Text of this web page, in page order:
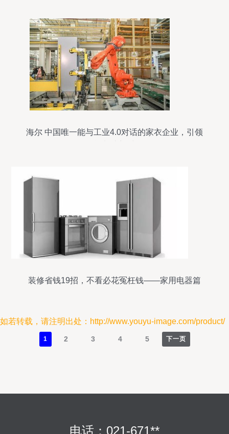
海尔 中国唯一能与工业4.0对话的家衣企业，引领
装修省钱19招，不看必花冤枉钱——家用电器篇
如若转载，请注明出处：http://www.youyu-image.com/product/
1 2 3 4 5 下一页
电话：021-671**